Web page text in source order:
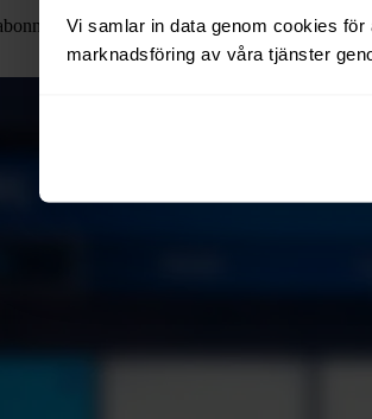
Vi samlar in data genom cookies
marknadsföring av våra tjänster
för TV har flera olikaTV-paketatt